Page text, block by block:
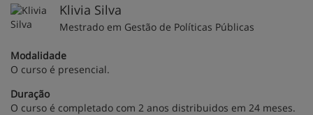
Klivia Silva
Mestrado em Gestão de Políticas Públicas
Modalidade
O curso é presencial.
Duração
O curso é completado com 2 anos distribuidos em 24 meses.